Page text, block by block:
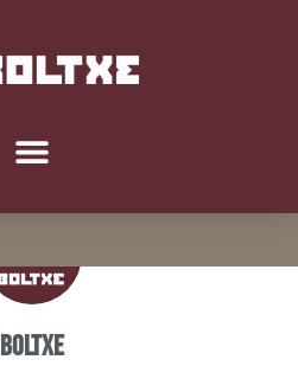
Boltxe